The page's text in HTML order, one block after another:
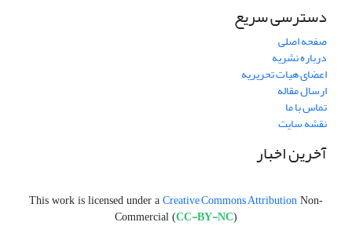
دسترسی سریع
صفحه اصلی
درباره نشریه
اعضای هیات تحریریه
ارسال مقاله
تماس با ما
نقشه سایت
آخرین اخبار
This work is licensed under a Creative Commons Attribution Non-
Commercial (CC-BY-NC)